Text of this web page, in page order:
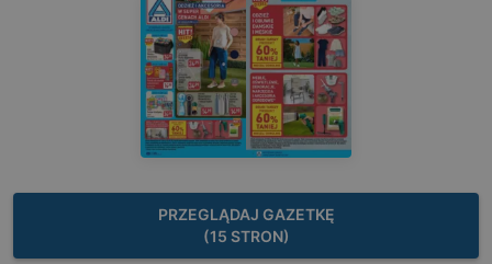
PRZEGLĄDAJ GAZETKĘ
(15 STRON)